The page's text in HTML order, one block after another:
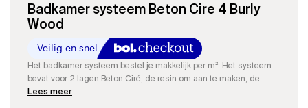
Badkamer systeem Beton Cire 4 Burly
Wood
Het badkamer systeem bestel je makkelijk per m². Het systeem
bevat voor 2 lagen Beton Ciré, de resin om aan te maken, de
kleurstof, impregneer en onze speciale matte PU-sealer.
Lees meer